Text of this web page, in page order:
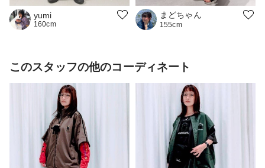
yumi
160cm
まどちゃん
155cm
このスタッフの他のコーディネート